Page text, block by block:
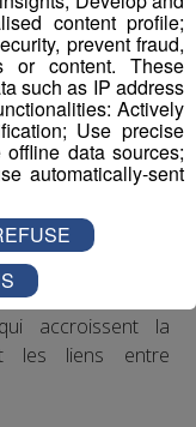
rehausseurs de
le souhaitaient.
Mont Blanc
années des
à ses
conviviaux qui
De plus, il est
participer à des
avec les clubs
ou le FC
accroissent la
les liens entre
content profile;
prevent fraud,
or content. These
such as IP address
Actively
Use precise
data sources;
automatically-sent